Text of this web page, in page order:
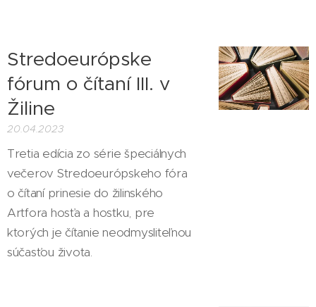
Stredoeurópske
fórum o čítaní III. v
Žiline
20.04.2023
Tretia edícia zo série špeciálnych
večerov Stredoeurópskeho fóra
o čítaní prinesie do žilinského
Artfora hosťa a hostku, pre
ktorých je čítanie neodmysliteľnou
súčasťou života.